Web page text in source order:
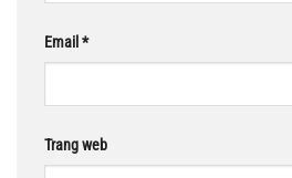
Email*
Trang web